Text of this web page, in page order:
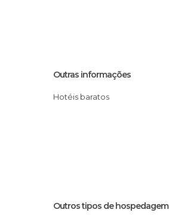
Outras informações
Hotéis baratos
Outros tipos de hospedagem